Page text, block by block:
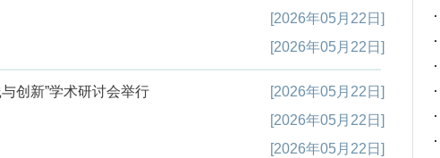
[2026年05月22日]
[2026年05月22日]
创新”学术研讨会举行
[2026年05月22日]
[2026年05月22日]
[2026年05月22日]